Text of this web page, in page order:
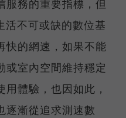
服務的重要指標，但
活不可或缺的數位基
快的網速，如果不能
或室內空間維持穩定
體驗，也因如此，
逐漸從追求測速數